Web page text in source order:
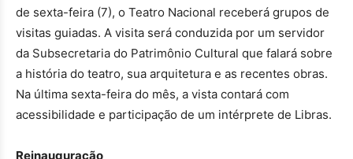
de sexta-feira (7), o Teatro Nacional receberá grupos de
visitas guiadas. A visita será conduzida por um servidor
da Subsecretaria do Patrimônio Cultural que falará sobre
a história do teatro, sua arquitetura e as recentes obras.
Na última sexta-feira do mês, a vista contará com
acessibilidade e participação de um intérprete de Libras.
Reinauguração